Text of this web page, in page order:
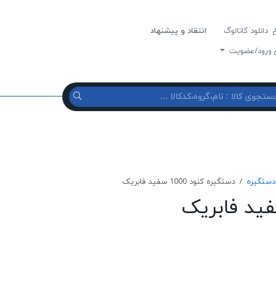
دانلود کاتالوگ
انتقاد و پیشنهاد
ورود/عضویت
دستگیره دستگیره کنود 1000 سفید فابریک